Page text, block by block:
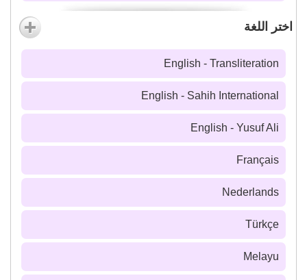
اختر اللغة
English - Transliteration
English - Sahih International
English - Yusuf Ali
Français
Nederlands
Türkçe
Melayu